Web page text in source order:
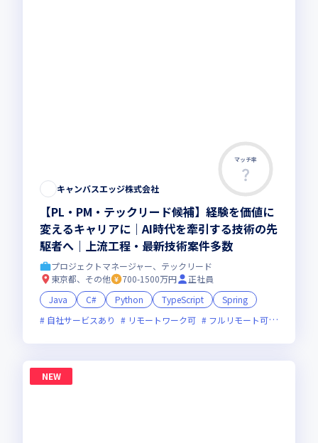
マッチ率
キャンバスエッジ株式会社
【PL・PM・テックリード候補】経験を価値に
変えるキャリアに｜AI時代を牽引する技術の先
駆者へ｜上流工程・最新技術案件多数
プロジェクトマネージャー、テックリード
東京都、その他
700-1500万円
正社員
Java
C# Python TypeScript
Spring
自社サービスあり
リモートワーク可 フルリモート可
NEW